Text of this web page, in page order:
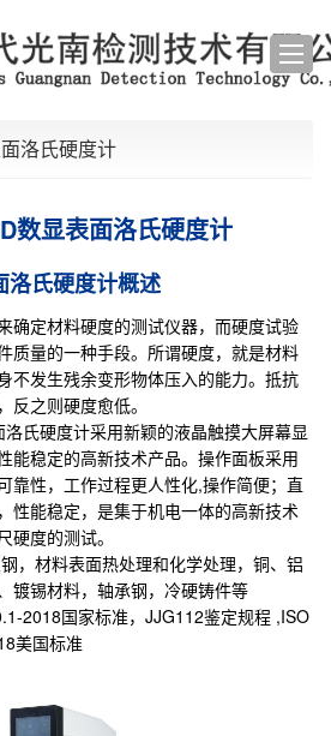
洛氏硬度计
数显表面洛氏硬度计
洛氏硬度计概述
定材料硬度的测试仪器，而硬度试验
质量的一种手段。所谓硬度，就是材料
不发生残余变形物体压入的能力。抵抗
反之则硬度愈低。
洛氏硬度计采用新颖的液晶触摸大屏幕显
能稳定的高新技术产品。操作面板采用
靠性，工作过程更人性化,操作简便；直
性能稳定，是集于机电一体的高新技术
硬度的测试。
材料表面热处理和化学处理，铜、铝
镀锡材料，轴承钢，冷硬铸件等
国家标准，JJG112鉴定规程 ,ISO
美国标准